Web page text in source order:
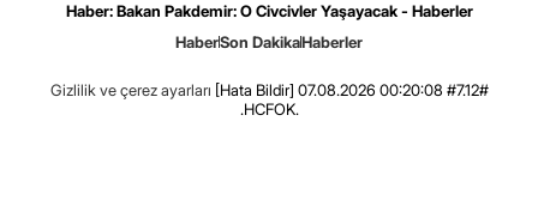
Haber: Bakan Pakdemir: O Civcivler Yaşayacak - Haberler
HaberSon DakikaHaberler
Gizlilik ve çerez ayarları [Hata Bildir] 07.08.2026 00:20:08 #7.12#
.HCFOK.